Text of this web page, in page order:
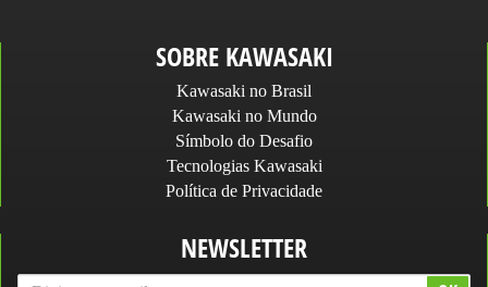
SOBRE KAWASAKI
Kawasaki no Brasil
Kawasaki no Mundo
Símbolo do Desafio
Tecnologias Kawasaki
Política de Privacidade
NEWSLETTER